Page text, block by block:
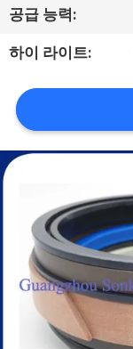
여
행
품
질
관
사
공급 능력:
하이 라이트: